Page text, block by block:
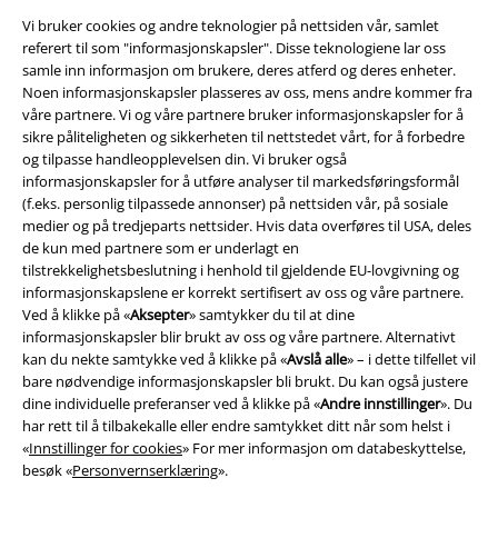
Vi bruker cookies og andre teknologier på nettsiden vår, samlet
referert til som "informasjonskapsler". Disse teknologiene lar oss
samle inn informasjon om brukere, deres atferd og deres enheter.
Noen informasjonskapsler plasseres av oss, mens andre kommer fra
våre partnere. Vi og våre partnere bruker informasjonskapsler for å
sikre påliteligheten og sikkerheten til nettstedet vårt, for å forbedre
og tilpasse handleopplevelsen din. Vi bruker også
informasjonskapsler for å utføre analyser til markedsføringsformål
(f.eks. personlig tilpassede annonser) på nettsiden vår, på sosiale
medier og på tredjeparts nettsider. Hvis data overføres til USA, deles
de kun med partnere som er underlagt en
tilstrekkelighetsbeslutning i henhold til gjeldende EU-lovgivning og
informasjonskapslene er korrekt sertifisert av oss og våre partnere.
Ved å klikke på «Aksepter» samtykker du til at dine
informasjonskapsler blir brukt av oss og våre partnere. Alternativt
kan du nekte samtykke ved å klikke på «Avslå alle» – i dette tilfellet vil
bare nødvendige informasjonskapsler bli brukt. Du kan også justere
dine individuelle preferanser ved å klikke på «Andre innstillinger». Du
har rett til å tilbakekalle eller endre samtykket ditt når som helst i
«Innstillinger for cookies» For mer informasjon om databeskyttelse,
besøk «Personvernserklæring».
Frakt
EMP App
Her kan du laste ned EMPs nye app helt gratis og ta del i alle de nye
funksjonene og fordelene!
A Warner Music Group Company